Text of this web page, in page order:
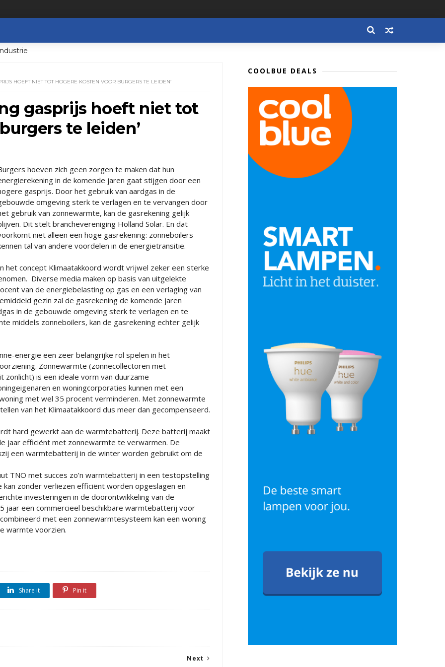
HOEFT NIET TOT HOGERE KOSTEN VOOR BURGERS TE LEIDEN’
gasprijs hoeft niet tot
te leiden’
hoeven zich geen zorgen te maken dat hun
in de komende jaren gaat stijgen door een
gasprijs. Door het gebruik van aardgas in de
omgeving sterk te verlagen en te vervangen door
gebruik van zonnewarmte, kan de gasrekening gelijk
Dit stelt branchevereniging Holland Solar. En dat
niet alleen een hoge gasrekening: zonneboilers
tal van andere voordelen in de energietransitie.
het concept Klimaatakkoord wordt vrijwel zeker een sterke
Diverse media maken op basis van uitgelekte
van de energiebelasting op gas en een verlaging van
gezin zal de gasrekening de komende jaren
in de gebouwde omgeving sterk te verlagen en te
middels zonneboilers, kan de gasrekening echter gelijk
energie een zeer belangrijke rol spelen in het
Zonnewarmte (zonnecollectoren met
is een ideale vorm van duurzame
en woningcorporaties kunnen met een
met wel 35 procent verminderen. Met zonnewarmte
van het Klimaatakkoord dus meer dan gecompenseerd.
hard gewerkt aan de warmtebatterij. Deze batterij maakt
jaar efficiënt met zonnewarmte te verwarmen. De
een warmtebatterij in de winter worden gebruikt om de
TNO met succes zo’n warmtebatterij in een testopstelling
zonder verliezen efficiënt worden opgeslagen en
investeringen in de doorontwikkeling van de
jaar een commercieel beschikbare warmtebatterij voor
met een zonnewarmtesysteem kan een woning
warmte voorzien.
Share it Pin it
Next
COOLBUE DEALS